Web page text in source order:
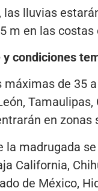
las lluvias
m en las costas
condiciones
de 35
en zonas
la madrugada
California,
de México,